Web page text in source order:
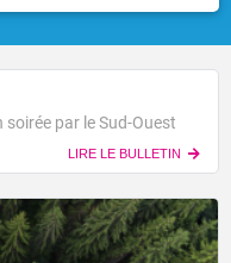
par le Sud-Ouest
LIRE LE BULLETIN